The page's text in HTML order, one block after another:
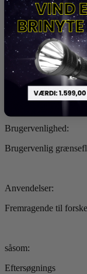
Strømforsyning:
Drives af en
Praktisk magnetisk
Opladningsindikator
Brugervenlighed:
Brugervenlig
Anvendelser:
Fremragende til
såsom:
Eftersøgnings